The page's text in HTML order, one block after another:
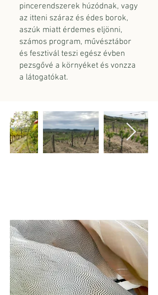
pincerendszerek húzódnak, vagy
az itteni száraz és édes borok,
aszúk miatt érdemes eljönni,
számos program, művésztábor
és fesztivál teszi egész évben
pezsgővé a környéket és vonzza
a látogatókat.